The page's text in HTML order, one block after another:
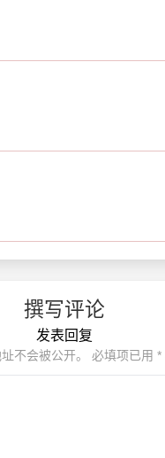
撰写评论
发表回复
不会被公开。 必填项已用 *